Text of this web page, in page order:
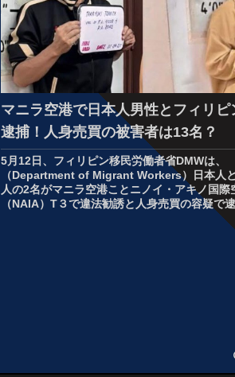
マニラ空港で日本人男性とフィリピ
逮捕！人身売買の被害者は13名？
5月12日、フィリピン移民労働者省DMWは、
（Department of Migrant Workers）日本人
人の2名がマニラ空港ことニノイ・アキノ国際
（NAIA）T３で違法勧誘と人身売買の容疑で